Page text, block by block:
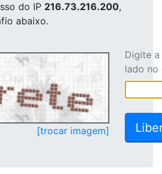
do IP 216.73.216.200,
abaixo.
[trocar imagem]
Digite
lado no